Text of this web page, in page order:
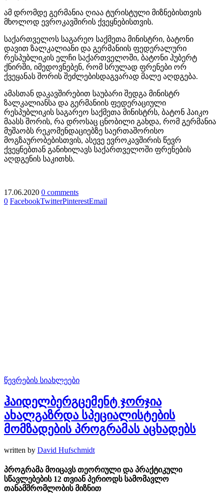
ამ დრომდე გერმანია ღიაა ტურისტული მიზნებისთვის
მხოლოდ ევროკავშირის ქვეყნებისთვის.
საქართველოს საგარეო საქმეთა მინისტრი, ბატონი
დავით ზალკალიანი და გერმანიის ფედერალური
რესპუბლიკის ელჩი საქართველოში, ბატონი ჰუბერტ
ქნირში, იმედოვნებენ, რომ სრულად ფრენები ორ
ქვეყანას შორის შეძლებისდაგვარად მალე აღდგება.
ამასთან დაკავშირებით საუბარი შედგა მინისტრ
ზალკალიანსა და გერმანიის ფედერაციული
რესპუბლიკის საგარეო საქმეთა მინისტრს, ბატონ ჰაიკო
მაასს შორის, რა დროსაც ცნობილი გახდა, რომ გერმანია
მუშაობს რეკომენდაციებზე საერთაშორისო
მოგზაურობებისთვის, ასევე ევროკავშირის წევრ
ქვეყნებთან განიხილავს საქართველოში ფრენების
აღდგენის საკითხს.
17.06.2020 0 comments
0 FacebookTwitterPinterestEmail
წევრების სიახლეები
ჰაიდელბერგცემენტ ჯორჯია
ახალგაზრდა სპეციალისტების
მომზადების პროგრამას აცხადებს
written by David Hufschmidt
პროგრამა მოიცავს თეორიული და პრაქტიკული
სწავლებების 12 თვიან პერიოდს სამომავლო
თანამშრომლობის მიზნით